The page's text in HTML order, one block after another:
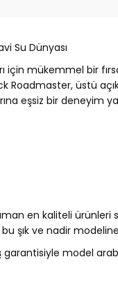
Su Dünyası
için mükemmel bir
üstü
eşsiz bir deneyim
en kaliteli
şık ve nadir
model